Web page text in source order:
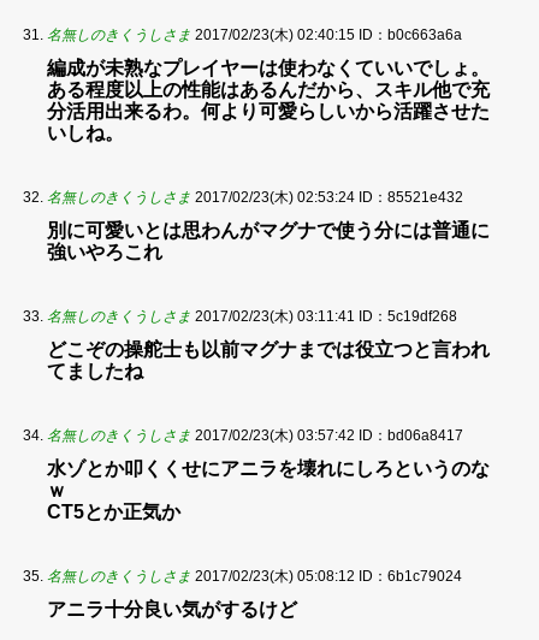
名無しのきくうしさま 2017/02/23(木) 02:40:15 ID：b0c663a6a
編成が未熟なプレイヤーは使わなくていいでしょ。
ある程度以上の性能はあるんだから、スキル他で充
分活用出来るわ。何より可愛らしいから活躍させた
いしね。
名無しのきくうしさま 2017/02/23(木) 02:53:24 ID：85521e432
別に可愛いとは思わんがマグナで使う分には普通に
強いやろこれ
名無しのきくうしさま 2017/02/23(木) 03:11:41 ID：5c19df268
どこぞの操舵士も以前マグナまでは役立つと言われ
てましたね
名無しのきくうしさま 2017/02/23(木) 03:57:42 ID：bd06a8417
水ゾとか叩くくせにアニラを壊れにしろというのな
ｗ
CT5とか正気か
名無しのきくうしさま 2017/02/23(木) 05:08:12 ID：6b1c79024
アニラ十分良い気がするけど